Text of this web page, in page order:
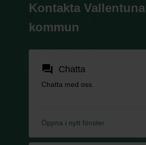
Kontakta Vallentuna
kommun
forum Chatta
Chatta med oss.
Öppna i nytt fönster